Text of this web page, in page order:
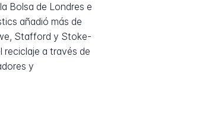
Bolsa de Londres e
añadió más de
Stafford y Stoke-
reciclaje a través de
y